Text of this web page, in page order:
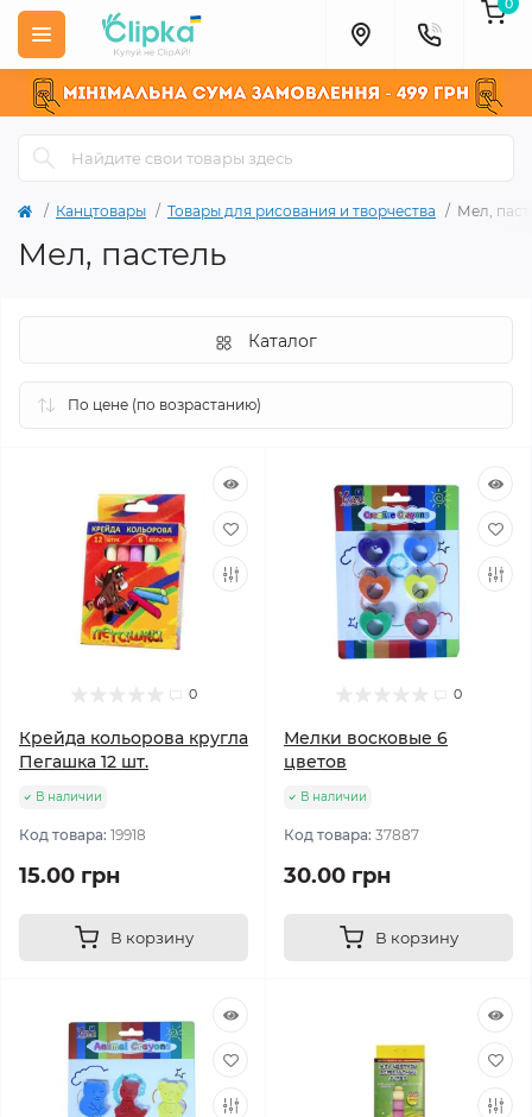
Канцтовары Товары для рисования и творчества Мел,
Мел, пастель
Каталог
0
Крейда кольорова кругла
Пегашка 12 шт.
В наличии
Код товара: 19918
15.00 грн
В корзину
0
Мелки восковые 6
цветов
В наличии
Код товара: 37887
30.00 грн
В корзину